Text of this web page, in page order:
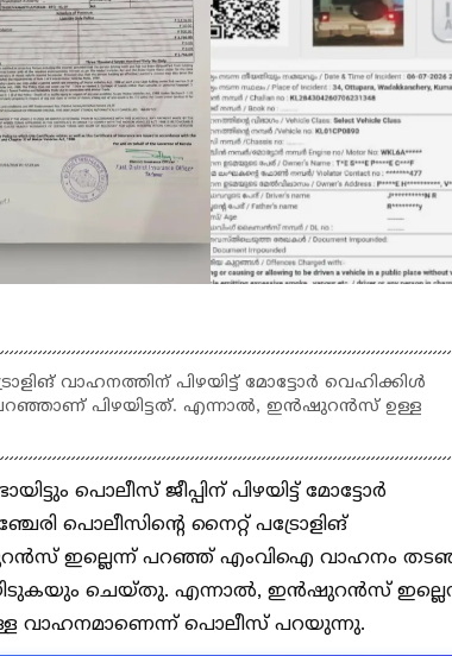
വാഹനത്തിന് പിഴയിട്ട് മോട്ടോർ വെഹിക്കിൾ
പിഴയിട്ടത്. എന്നാൽ, ഇൻഷുറൻസ് ഉള്ള
പൊലീസ് ജീപ്പിന് പിഴയിട്ട് മോട്ടോർ
പൊലീസിൻ്റെ നൈറ്റ് പട്രോളിങ്
ഇല്ലെന്ന് പറഞ്ഞ് എംവിഐ വാഹനം
ചെയ്തു. എന്നാൽ, ഇൻഷുറൻസ്
പൊലീസ് പറയുന്നു.